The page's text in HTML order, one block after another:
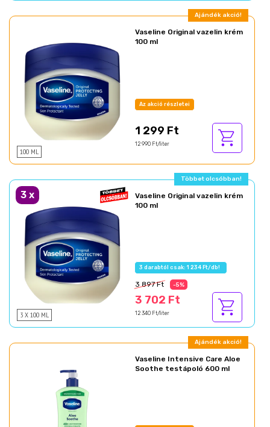
Ajándék akció!
100 ML
Vaseline Original vazelin krém
100 ml
Az akció részletei
1 299 Ft
12 990 Ft/liter
Többet olcsóbban!
3 x
3 X 100 ML
Vaseline Original vazelin krém
100 ml
3 darabtól csak: 1 234 Ft/db!
3 897 Ft -5%
3 702 Ft
12 340 Ft/liter
Ajándék akció!
Vaseline Intensive Care Aloe
Soothe testápoló 600 ml